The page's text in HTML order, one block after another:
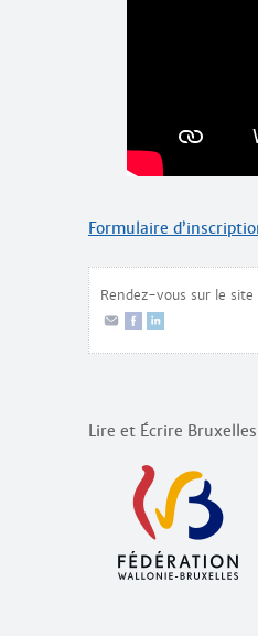
Formulaire
Rendez-vous sur le site
Lire et Écrire